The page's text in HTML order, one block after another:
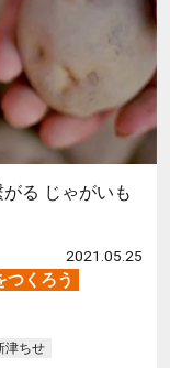
る じゃがいも
2021.05.25
つくろう
津ちせ